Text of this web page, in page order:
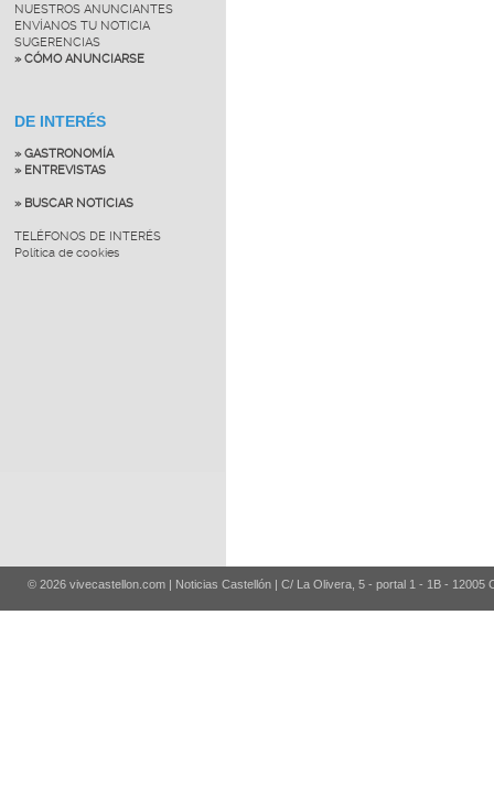
NUESTROS ANUNCIANTES
ENVÍANOS TU NOTICIA
SUGERENCIAS
» CÓMO ANUNCIARSE
DE INTERÉS
» GASTRONOMÍA
» ENTREVISTAS
» BUSCAR NOTICIAS
TELÉFONOS DE INTERÉS
Política de cookies
© 2026 vivecastellon.com | Noticias Castellón | C/ La Olivera, 5 - portal 1 - 1B - 12005